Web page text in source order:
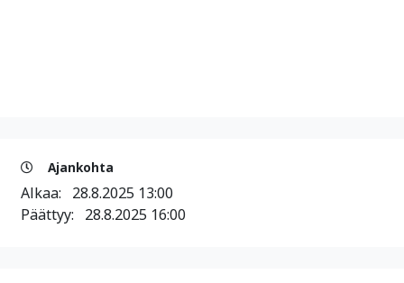
Ajankohta
Alkaa: 28.8.2025 13:00
Päättyy: 28.8.2025 16:00